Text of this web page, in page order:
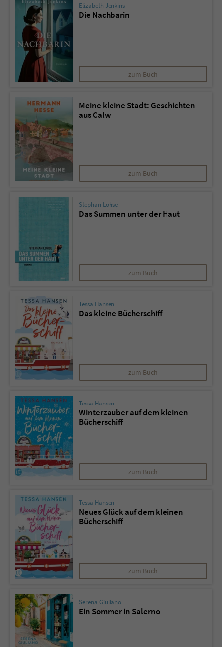
Elizabeth Jenkins
Die Nachbarin
zum Buch
Meine kleine Stadt: Geschichten
aus Calw
zum Buch
Stephan Lohse
Das Summen unter der Haut
zum Buch
Tessa Hansen
Das kleine Bücherschiff
zum Buch
Tessa Hansen
Winterzauber auf dem kleinen
Bücherschiff
zum Buch
Tessa Hansen
Neues Glück auf dem kleinen
Bücherschiff
zum Buch
Serena Giuliano
Ein Sommer in Salerno